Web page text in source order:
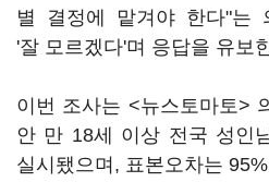
별 결정에 맡겨야 한다"는
'잘 모르겠다'며 응답을 유보
이번 조사는 <뉴스토마토>
안 만 18세 이상 전국 성인
실시됐으며, 표본오차는